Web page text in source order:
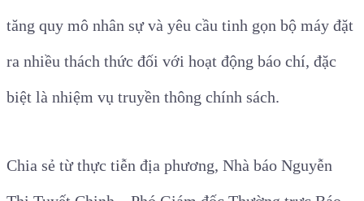
tăng quy mô nhân sự và yêu cầu tinh gọn bộ máy đặt
ra nhiều thách thức đối với hoạt động báo chí, đặc
biệt là nhiệm vụ truyền thông chính sách.
Chia sẻ từ thực tiễn địa phương, Nhà báo Nguyễn